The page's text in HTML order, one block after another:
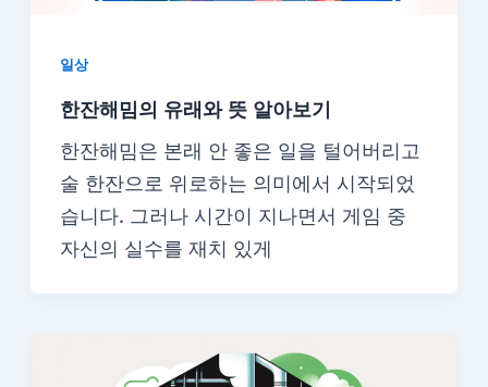
일상
한잔해밈의 유래와 뜻 알아보기
한잔해밈은 본래 안 좋은 일을 털어버리고
술 한잔으로 위로하는 의미에서 시작되었
습니다. 그러나 시간이 지나면서 게임 중
자신의 실수를 재치 있게